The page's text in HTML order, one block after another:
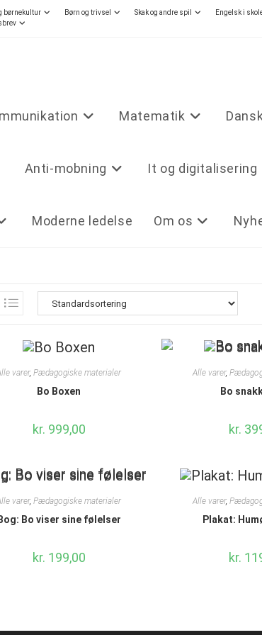
børnekultur Børn og trivsel Skak og andre spil Engelsk i
Matematik
Anti-mobning It og digitalisering
Moderne ledelse Om os
varer,Pædagogiske materialer
Bo Boxen
kr. 999,00
Alle varer,
Bo
kr.
varer,Pædagogiske materialer
Bog: Bo viser sine følelser
kr. 199,00
Alle varer,
Plakat:
kr.